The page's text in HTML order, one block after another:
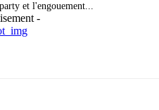
et l'engouement...
-